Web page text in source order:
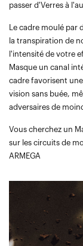
passer d'Verres à
Le cadre moulé
la transpiration de
l'intensité de votre
Masque un canal
cadre favorisent
vision sans buée,
adversaires de
Vous cherchez un
sur les circuits de
ARMEGA